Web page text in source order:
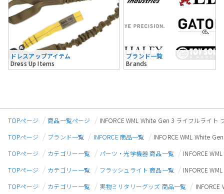
ドレスアップアイテム
Dress Up Items
ブランド一覧
Brands
TOPページ 商品一覧ページ
INFORCE WML White Gen 3 ライフルライト
TOPページ
ブランド一覧 INFORCE 商品一覧
INFORCE WML White
TOPページ
カテゴリー一覧 パーツ・光学機器 商品一覧
INFORCE
TOPページ
カテゴリー一覧 フラッシュライト 商品一覧
INFORCE
TOPページ
カテゴリー一覧 実物ミリタリーグッズ 商品一覧